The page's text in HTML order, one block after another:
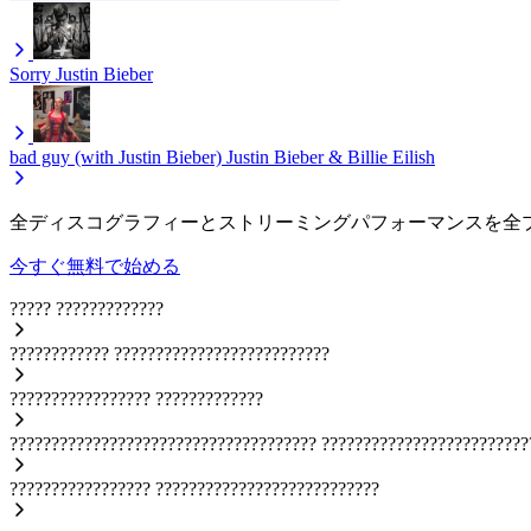
Sorry Justin Bieber
bad guy (with Justin Bieber) Justin Bieber & Billie Eilish
全ディスコグラフィーとストリーミングパフォーマンスを全
今すぐ無料で始める
????? ?????????????
???????????? ??????????????????????????
????????????????? ?????????????
?????????????????????????????????????
????????????????? ???????????????????????????